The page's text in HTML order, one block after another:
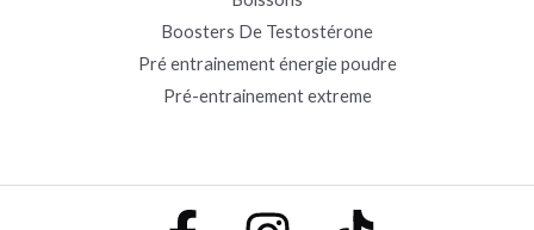
Boosters De Testostérone
Pré entrainement énergie poudre
Pré-entrainement extreme